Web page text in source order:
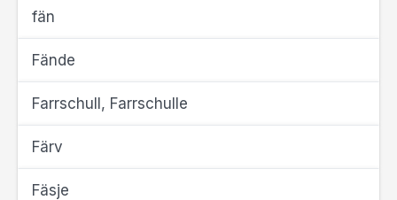
fän
Fände
Farrschull, Farrschulle
Färv
Fäsje